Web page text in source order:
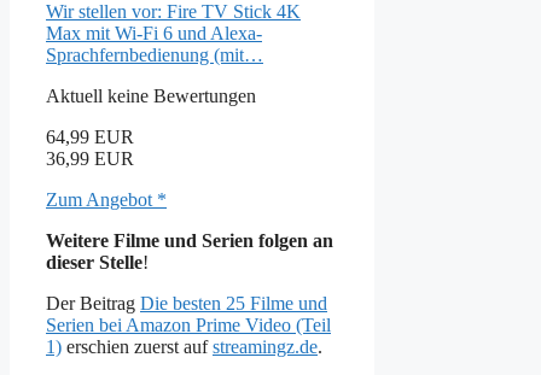
Wir stellen vor: Fire TV Stick 4K
Max mit Wi-Fi 6 und Alexa-
Sprachfernbedienung (mit…
Aktuell keine Bewertungen
64,99 EUR
36,99 EUR
Zum Angebot *
Weitere Filme und Serien folgen an
dieser Stelle!
Der Beitrag Die besten 25 Filme und
Serien bei Amazon Prime Video (Teil
1) erschien zuerst aufstreamingz.de.